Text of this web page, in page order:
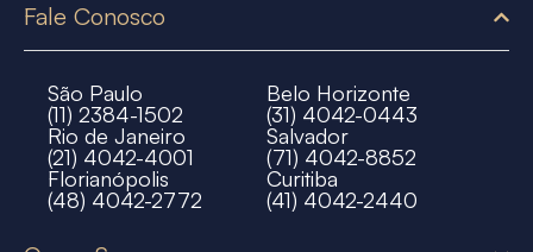
Fale Conosco
São Paulo
(11) 2384-1502
Belo Horizonte
(31) 4042-0443
Rio de Janeiro
(21) 4042-4001
Salvador
(71) 4042-8852
Florianópolis
(48) 4042-2772
Curitiba
(41) 4042-2440